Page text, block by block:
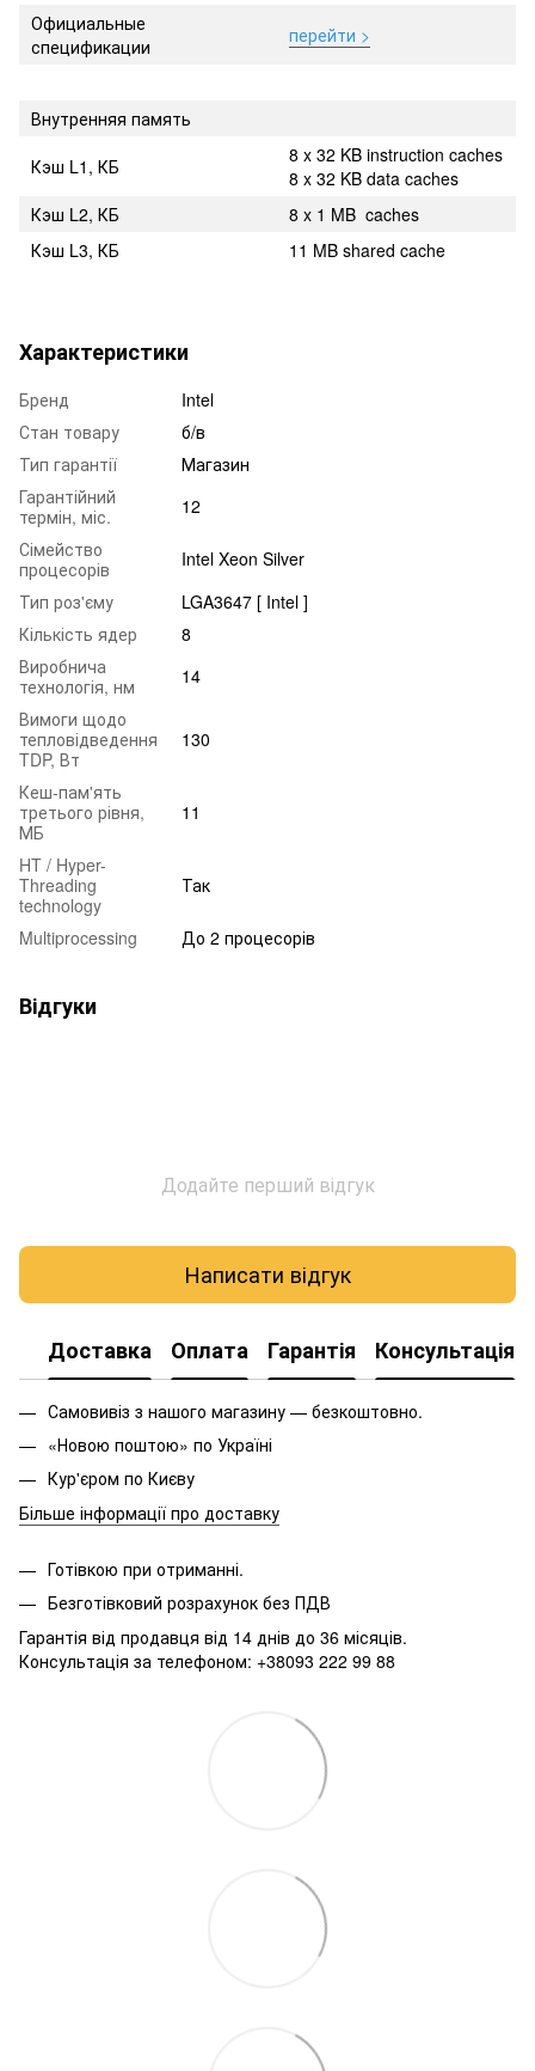
Официальные
спецификации
перейти >
Внутренняя память
Кэш L1, КБ
8 x 32 KB instruction caches
8 x 32 KB data caches
Кэш L2, КБ
8 x 1 MB caches
Кэш L3, КБ
11 MB shared cache
Характеристики
Бренд
Intel
Стан товару
б/в
Тип гарантії
Магазин
Гарантійний
термін, міс.
12
Сімейство
процесорів
Intel Xeon Silver
Тип роз'єму
LGA3647 [ Intel ]
Кількість ядер
8
Виробнича
технологія, нм
14
Вимоги щодо
тепловідведення
TDP, Вт
130
Кеш-пам'ять
третього рівня,
МБ
11
HT / Hyper-
Threading
technology
Так
Multiprocessing До 2 процесорів
Відгуки
Додайте перший відгук
Написати відгук
Доставка Оплата Гарантія Консультація
Самовивіз з нашого магазину — безкоштовно.
«Новою поштою» по Україні
Кур'єром по Києву
Більше інформації про доставку
Готівкою при отриманні.
Безготівковий розрахунок без ПДВ
Гарантія від продавця від 14 днів до 36 місяців.
Консультація за телефоном: +38093 222 99 88